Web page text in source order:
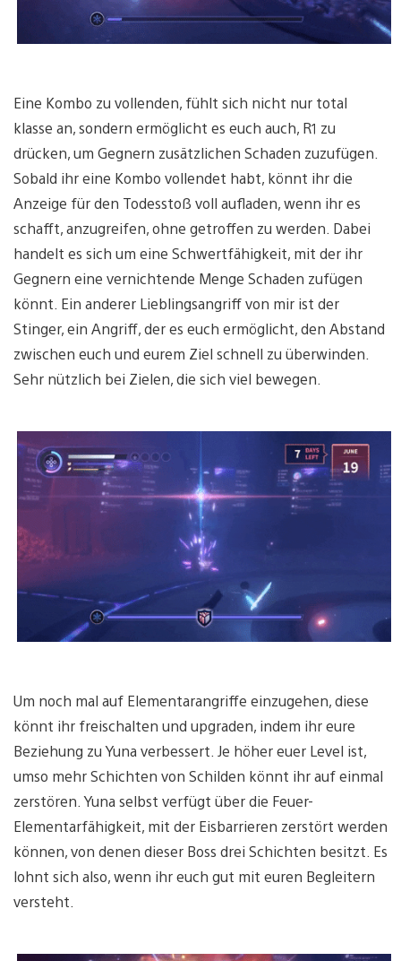
Eine Kombo zu vollenden, fühlt sich nicht nur total
klasse an, sondern ermöglicht es euch auch, R1 zu
drücken, um Gegnern zusätzlichen Schaden zuzufügen.
Sobald ihr eine Kombo vollendet habt, könnt ihr die
Anzeige für den Todesstoß voll aufladen, wenn ihr es
schafft, anzugreifen, ohne getroffen zu werden. Dabei
handelt es sich um eine Schwertfähigkeit, mit der ihr
Gegnern eine vernichtende Menge Schaden zufügen
könnt. Ein anderer Lieblingsangriff von mir ist der
Stinger, ein Angriff, der es euch ermöglicht, den Abstand
zwischen euch und eurem Ziel schnell zu überwinden.
Sehr nützlich bei Zielen, die sich viel bewegen.
Um noch mal auf Elementarangriffe einzugehen, diese
könnt ihr freischalten und upgraden, indem ihr eure
Beziehung zu Yuna verbessert. Je höher euer Level ist,
umso mehr Schichten von Schilden könnt ihr auf einmal
zerstören. Yuna selbst verfügt über die Feuer-
Elementarfähigkeit, mit der Eisbarrieren zerstört werden
können, von denen dieser Boss drei Schichten besitzt. Es
lohnt sich also, wenn ihr euch gut mit euren Begleitern
versteht.